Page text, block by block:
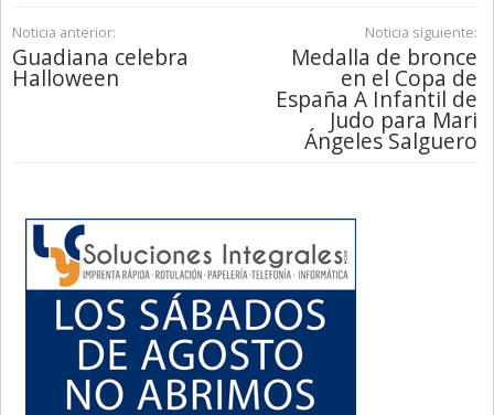
Noticia anterior:
Guadiana celebra
Halloween
Noticia siguiente:
Medalla de bronce
en el Copa de
España A Infantil de
Judo para Mari
Ángeles Salguero